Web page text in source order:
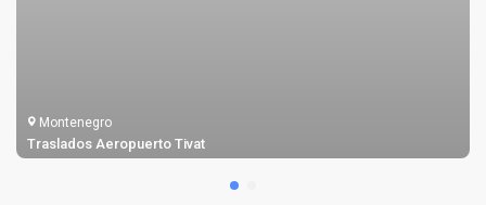
Montenegro
Traslados Aeropuerto Tivat